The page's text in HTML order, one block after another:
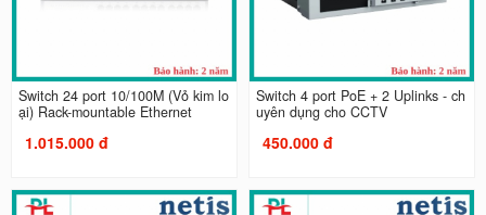
Switch 24 port 10/100M (Vỏ kim lo
ại) Rack-mountable Ethernet
1.015.000 đ
Switch 4 port PoE + 2 Uplinks - ch
uyên dụng cho CCTV
450.000 đ